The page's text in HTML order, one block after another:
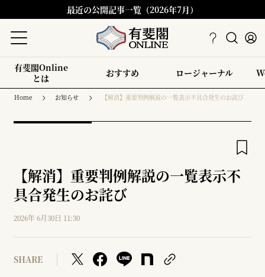
最近の公開記事一覧（2026年7月）
有斐閣Online
とは
おすすめ ロージャーナル
Home お知らせ 【解消】重要判例解説の一覧表示不具合発生のお詫び
【解消】重要判例解説の一覧表示不
具合発生のお詫び
2026年 6月30日 11:30
SHARE